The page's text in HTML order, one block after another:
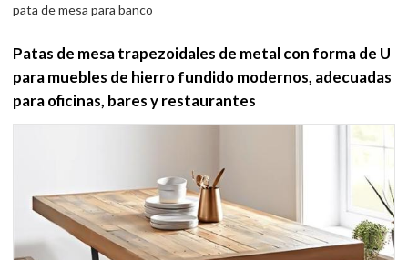
pata de mesa para banco
Patas de mesa trapezoidales de metal con forma de U
para muebles de hierro fundido modernos, adecuadas
para oficinas, bares y restaurantes